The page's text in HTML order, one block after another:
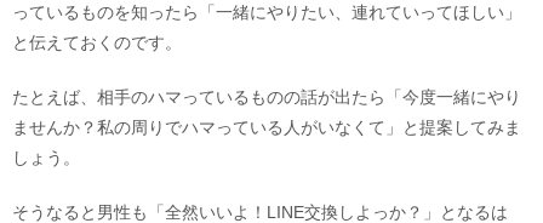
っているものを知ったら「一緒にやりたい、連れていってほしい」
と伝えておくのです。
たとえば、相手のハマっているものの話が出たら「今度一緒にやり
ませんか？私の周りでハマっている人がいなくて」と提案してみま
しょう。
そうなると男性も「全然いいよ！LINE交換しよっか？」となるは